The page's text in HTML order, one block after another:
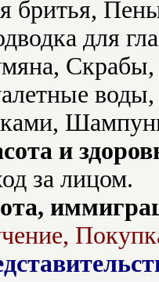
бритья,
для
Скрабы,
и
за лицом.